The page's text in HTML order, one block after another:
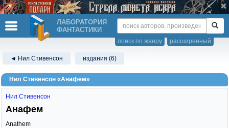
ЛАБОРАТОРИЯ
ФАНТАСТИКИ
расширенный
поиск по жанру
◄ Нил Стивенсон издания (6)
Нил Стивенсон «Анафем»
Нил Стивенсон
Анафем
Anathem